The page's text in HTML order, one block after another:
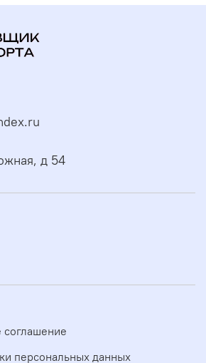
соглашение
персональных данных
д 54